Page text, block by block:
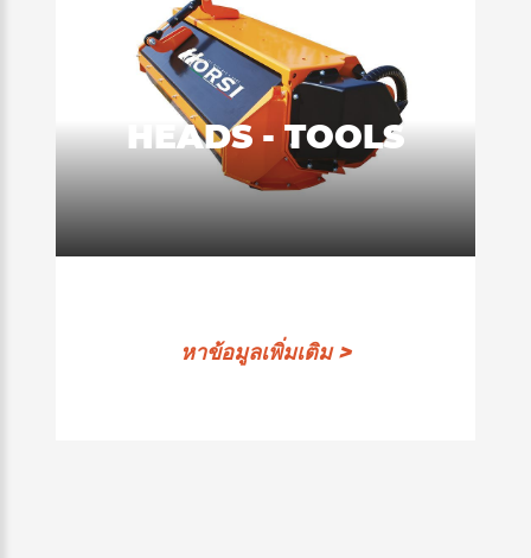
HEADS - TOOLS
หาข้อมูลเพิ่มเติม >